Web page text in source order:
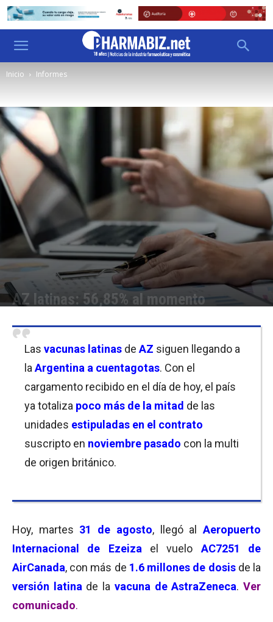
Inicio Informes
AZ latinas: 56,85% al momento
Las vacunas latinas de AZ siguen llegando a
la Argentina a cuentagotas. Con el
cargamento recibido en el día de hoy, el país
ya totaliza poco más de la mitad de las
unidades estipuladas en el contrato
suscripto en noviembre pasado con la multi
de origen británico.
Hoy, martes 31 de agosto, llegó alAeropuerto
Internacional de Ezeiza el vuelo AC7251 de
AirCanada, con más de 1.6 millones de dosis de la
versión latina de la vacuna de AstraZeneca.Ver
comunicado.